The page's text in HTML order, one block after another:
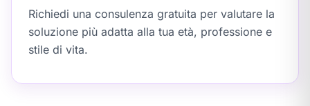
Richiedi una consulenza gratuita per valutare la
soluzione più adatta alla tua età, professione e
stile di vita.